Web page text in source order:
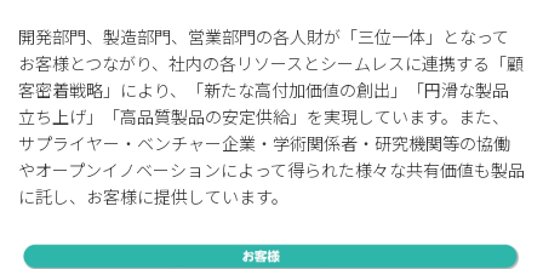
開発部門、製造部門、営業部門の各人財が「三位一体」となって
お客様とつながり、社内の各リソースとシームレスに連携する「顧
客密着戦略」により、「新たな高付加価値の創出」「円滑な製品
立ち上げ」「高品質製品の安定供給」を実現しています。また、
サプライヤー・ベンチャー企業・学術関係者・研究機関等の協働
やオープンイノベーションによって得られた様々な共有価値も製品
に託し、お客様に提供しています。